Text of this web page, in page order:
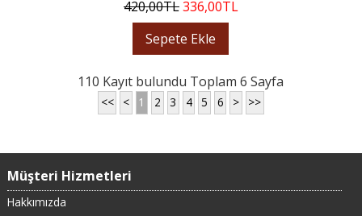
420,00TL336,00TL
Sepete Ekle
110 Kayıt bulundu Toplam 6 Sayfa
<< < 1 2 3 4 5 6 > >>
Müşteri Hizmetleri
Hakkımızda